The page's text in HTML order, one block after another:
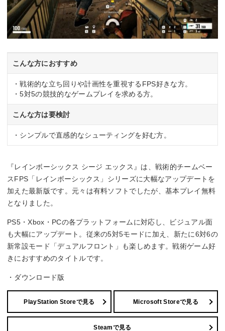
こんな方におすすめ
・戦術的な立ち回りや計画性を重視するFPS好きな方。
・5対5の競技的なゲームプレイを求める方。
こんな方は要検討
・シンプルで直感的なシューティングを好む方。
『レインボーシックス シージ エックス』は、戦術的チームベー
スFPS「レインボーシックス」シリーズに大幅なアップデートを
加えた最新版です。元々は有料ソフトでしたが、基本プレイ無料
となりました。
PS5・Xbox・PCの各プラットフォームに対応し、ビジュアル面
も大幅にアップデート。従来の5対5モードに加え、新たに6対6の
新常設モード「デュアルフロント」も楽しめます。戦術ゲーム好
きにおすすめのタイトルです。
・ダウンロード版
PlayStation Storeで見る Microsoft Storeで見る
Steamで見る